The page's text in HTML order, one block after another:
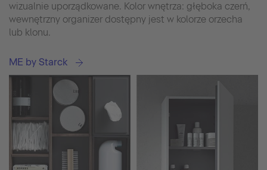
wizualnie uporządkowane. Kolor wnętrza: głęboka czerń,
wewnętrzny organizer dostępny jest w kolorze orzecha
lub klonu.
ME by Starck